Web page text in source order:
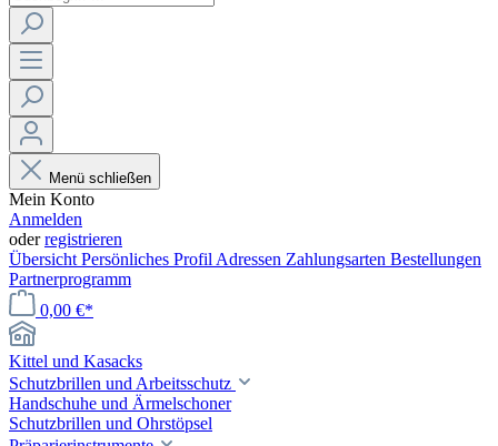
Menü schließen
Mein Konto
Anmelden
oderregistrieren
Übersicht Persönliches Profil Adressen Zahlungsarten Bestellungen
Partnerprogramm
0,00 €*
Kittel und Kasacks
Schutzbrillen und Arbeitsschutz
Handschuhe und Ärmelschoner
Schutzbrillen und Ohrstöpsel